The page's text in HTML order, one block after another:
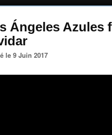
Ángeles Azules
le 9 Juin 2017